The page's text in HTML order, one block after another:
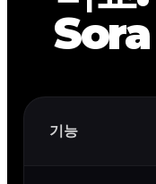
기능